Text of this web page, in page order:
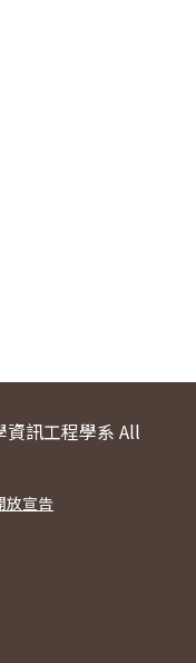
訊工程學系 All
放宣告